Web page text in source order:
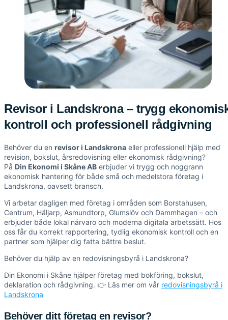
Revisor i Landskrona – trygg
kontroll och professionell rådgivning
Behöver du en revisor i Landskrona eller professionell hjälp med
revision, bokslut, årsredovisning eller ekonomisk rådgivning?
På Din Ekonomi i Skåne AB erbjuder vi trygg och noggrann
ekonomisk hantering för både små och medelstora företag i
Landskrona, oavsett bransch.
Vi arbetar dagligen med företag i områden som Borstahusen,
Centrum, Häljarp, Asmundtorp, Glumslöv och Dammhagen – och
erbjuder både lokal närvaro och moderna digitala arbetssätt. Hos
oss får du korrekt rapportering, tydlig ekonomisk kontroll och en
partner som hjälper dig fatta bättre beslut.
Behöver du hjälp av en redovisningsbyrå i Landskrona?
Din Ekonomi i Skåne hjälper företag med bokföring, bokslut,
deklaration och rådgivning. 👉 Läs mer om vår redovisningsbyrå i
Landskrona
Behöver ditt företag en revisor?